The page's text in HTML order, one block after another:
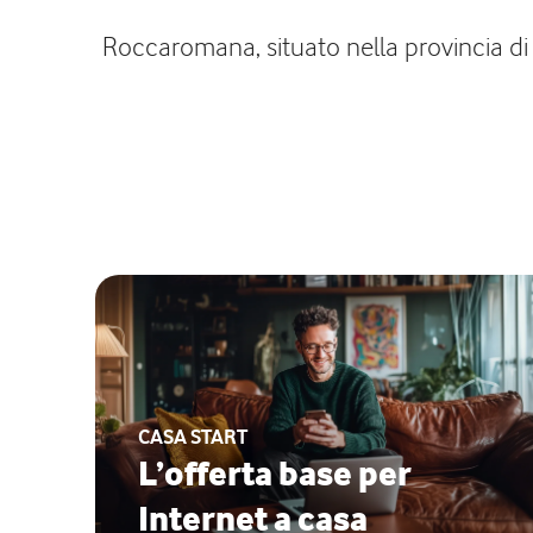
Roccaromana, situato nella provincia
CASA START
L’offerta base per
Internet a casa